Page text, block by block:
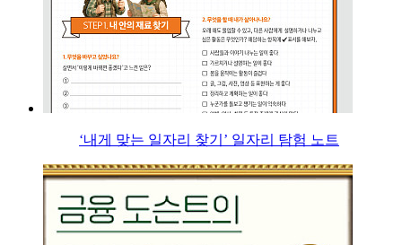
‘내게 맞는 일자리 찾기’ 일자리 탐험 노트